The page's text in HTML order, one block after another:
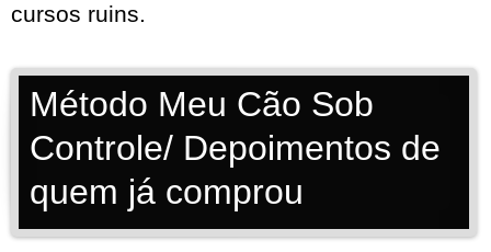
cursos ruins.
Método Meu Cão Sob
Controle/ Depoimentos de
quem já comprou